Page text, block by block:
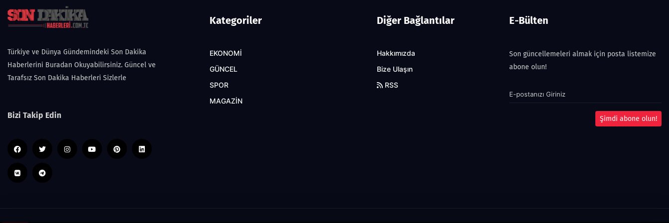
Türkiye ve Dünya Gündemindeki Son Dakika
Haberlerini Buradan Okuyabilirsiniz. Güncel ve
Tarafsız Son Dakika Haberleri Sizlerle
Bizi Takip Edin
Kategoriler
EKONOMİ
GÜNCEL
SPOR
MAGAZİN
Diğer Bağlantılar
Hakkımızda
Bize Ulaşın
RSS
E-Bülten
Son güncellemeleri almak için posta listemize
abone olun!
Şimdi abone olun!